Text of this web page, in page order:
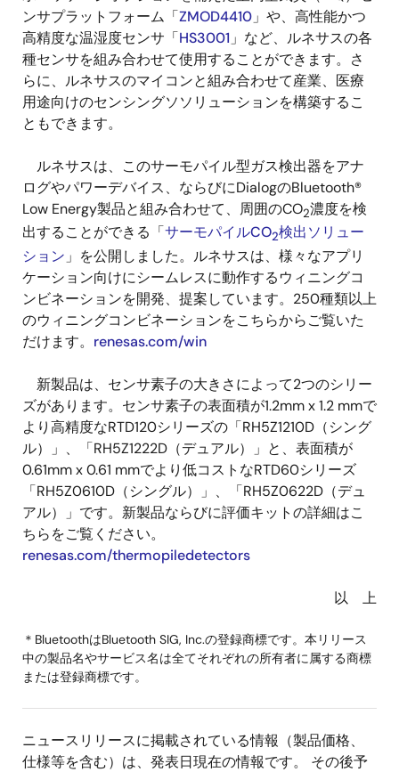
ンサプラットフォーム「ZMOD4410 」や、高性能かつ
高精度な温湿度センサ「HS3001 」など、ルネサスの各
種センサを組み合わせて使用することができます。さ
らに、ルネサスのマイコンと組み合わせて産業、医療
用途向けのセンシングソソリューションを構築するこ
ともできます。
ルネサスは、このサーモパイル型ガス検出器をアナ
ログやパワーデバイス、ならびにDialogのBluetooth®
Low Energy製品と組み合わせて、周囲のCO2濃度を検
出することができる「サーモパイルCO2検出ソリュー
ション 」を公開しました。ルネサスは、様々なアプリ
ケーション向けにシームレスに動作するウィニングコ
ンビネーションを開発、提案しています。250種類以上
のウィニングコンビネーションをこちらからご覧いた
だけます。 renesas.com/win
新製品は、センサ素子の大きさによって2つのシリー
ズがあります。センサ素子の表面積が1.2mm x 1.2 mmで
より高精度なRTD120シリーズの「RH5Z1210D（シング
ル）」、「RH5Z1222D（デュアル）」と、表面積が
0.61mm x 0.61 mmでより低コストなRTD60シリーズ
「RH5Z0610D（シングル）」、「RH5Z0622D（デュ
アル）」です。新製品ならびに評価キットの詳細はこ
ちらをご覧ください。
renesas.com/thermopiledetectors
以 上
＊BluetoothはBluetooth SIG, Inc.の登録商標です。本リリース
中の製品名やサービス名は全てそれぞれの所有者に属する商標
または登録商標です。
ニュースリリースに掲載されている情報（製品価格、
仕様等を含む）は、発表日現在の情報です。 その後予